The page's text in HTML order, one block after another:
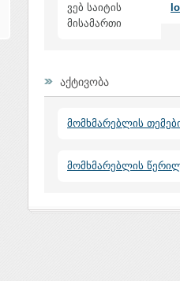
ვებ საიტის
მისამართი
აქტივობა
მომხმარებლის
მომხმარებლის